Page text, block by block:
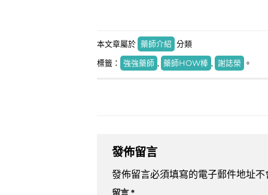
本文章屬於 藥師介紹 分類
標籤： 強強藥師 , 藥師HOW棒 , 謝誌榮 。
發佈留言
發佈留言必須填寫的電子郵件地址不